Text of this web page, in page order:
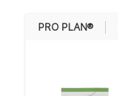
PRO PLAN®